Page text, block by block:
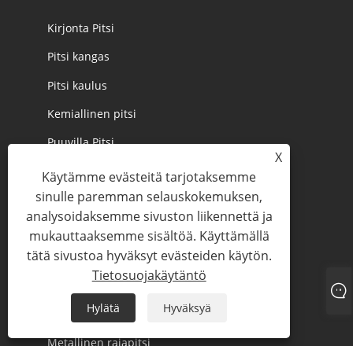
Kirjonta Pitsi
Pitsi kangas
Pitsi kaulus
Kemiallinen pitsi
Puuvilla Pitsi
Joustava pitsi
Morsiuspitsi
Tylli pitsiä
Organza Pitsi
Metallinen rajapitsi
X
Käytämme evästeitä tarjotaksemme
sinulle paremman selauskokemuksen,
analysoidaksemme sivuston liikennettä ja
mukauttaaksemme sisältöä. Käyttämällä
tätä sivustoa hyväksyt evästeiden käytön.
Tietosuojakäytäntö
Hylätä Hyväksyä